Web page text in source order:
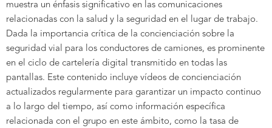
muestra un énfasis significativo en las comunicaciones
relacionadas con la salud y la seguridad en el lugar de trabajo.
Dada la importancia crítica de la concienciación sobre la
seguridad vial para los conductores de camiones, es prominente
en el ciclo de cartelería digital transmitido en todas las
pantallas. Este contenido incluye vídeos de concienciación
actualizados regularmente para garantizar un impacto continuo
a lo largo del tiempo, así como información específica
relacionada con el grupo en este ámbito, como la tasa de